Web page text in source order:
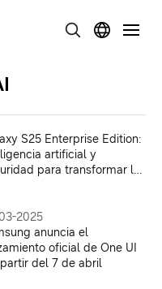
S25 Enterprise Edition:
artificial y
transformar la
2025
anuncia el
oficial de One UI
del 7 de abril